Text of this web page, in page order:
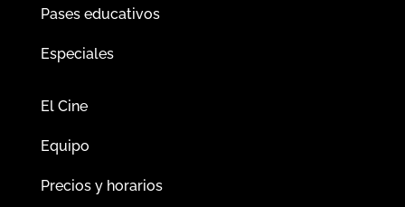
Pases educativos
Especiales
El Cine
Equipo
Precios y horarios